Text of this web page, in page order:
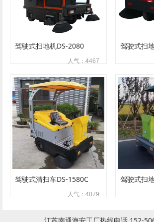
驾驶式扫地机DS-2080
人气：4467
驾驶式扫
驾驶式清扫车DS-1580C
人气：4079
驾驶式扫
江苏南通海安工厂热线电话 152-